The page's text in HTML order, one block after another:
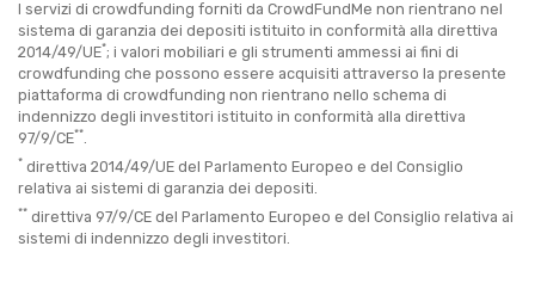
I servizi di crowdfunding forniti da CrowdFundMe non rientrano nel
sistema di garanzia dei depositi istituito in conformità alla direttiva
2014/49/UE*; i valori mobiliari e gli strumenti ammessi ai fini di
crowdfunding che possono essere acquisiti attraverso la presente
piattaforma di crowdfunding non rientrano nello schema di
indennizzo degli investitori istituito in conformità alla direttiva
97/9/CE**
* direttiva 2014/49/UE del Parlamento Europeo e del Consiglio
relativa ai sistemi di garanzia dei depositi.
** direttiva 97/9/CE del Parlamento Europeo e del Consiglio relativa ai
sistemi di indennizzo degli investitori.